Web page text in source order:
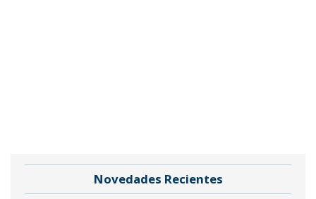
Novedades Recientes